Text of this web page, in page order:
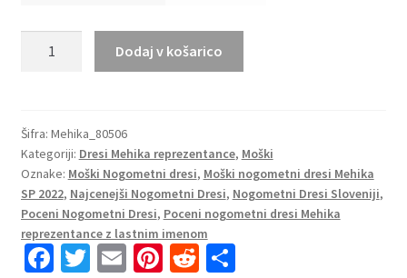
Domači
SP
2022
Kratek
Rokav
+
Kratke
Dodaj v košarico
Šifra: Mehika_80506
Kategoriji: Dresi Mehika reprezentance, Moški
Oznake: Moški Nogometni dresi, Moški nogometni dresi Mehika
SP 2022, Najcenejši Nogometni Dresi, Nogometni Dresi Sloveniji,
Poceni Nogometni Dresi, Poceni nogometni dresi Mehika
reprezentance z lastnim imenom
Fa T E Pi R S